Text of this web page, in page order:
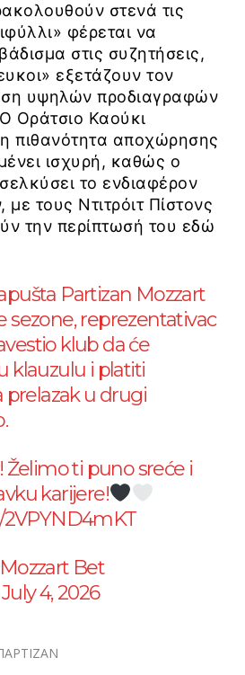
στενά τις
φέρεται να
στις συζητήσεις,
εξετάζουν τον
υψηλών προδιαγραφών
Οράτσιο Καούκι
πιθανότητα αποχώρησης
ισχυρή, καθώς ο
το ενδιαφέρον
τους Ντιτρόιτ Πίστονς
την περίπτωσή του εδώ
Partizan Mozzart
sezone, reprezentativac
klub da će
klauzulu i platiti
prelazak u drugi
Želimo ti puno sreće i
karijere!
Bet
July 4, 2026